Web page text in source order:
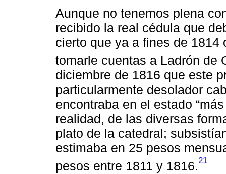
Aunque no tenemos plena
recibido la real cédula que
cierto que ya a fines de
tomarle cuentas a Ladrón de
diciembre de 1816 que este
particularmente desolador
encontraba en el estado
realidad, de las diversas
plato de la catedral;
estimaba en 25 pesos
pesos entre 1811 y 1816.21